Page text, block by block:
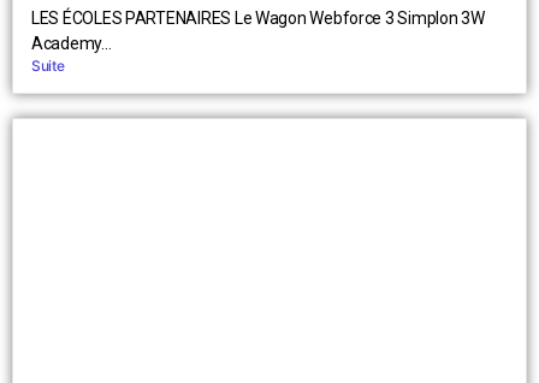
LES ÉCOLES PARTENAIRES Le Wagon Webforce 3 Simplon 3W
Academy...
Suite